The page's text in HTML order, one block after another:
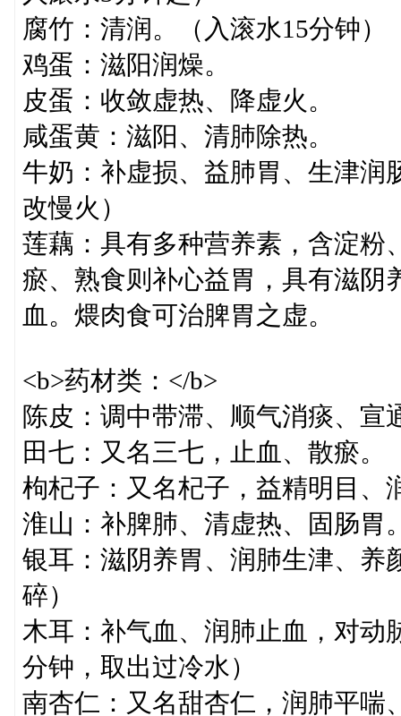
腐竹：清润。（入滚水15分钟）
鸡蛋：滋阳润燥。
皮蛋：收敛虚热、降虚火。
咸蛋黄：滋阳、清肺除热。
牛奶：补虚损、益肺胃、生津润
改慢火）
莲藕：具有多种营养素，含淀粉
瘀、熟食则补心益胃，具有滋阴
血。煨肉食可治脾胃之虚。
<b>药材类：</b>
陈皮：调中带滞、顺气消痰、宣
田七：又名三七，止血、散瘀。
枸杞子：又名杞子，益精明目、
淮山：补脾肺、清虚热、固肠胃
银耳：滋阴养胃、润肺生津、养
碎）
木耳：补气血、润肺止血，对动
分钟，取出过冷水）
南杏仁：又名甜杏仁，润肺平喘